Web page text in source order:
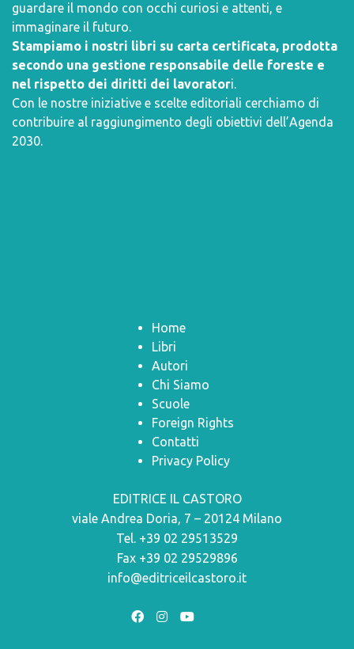
guardare il mondo con occhi curiosi e attenti, e
immaginare il futuro.
Stampiamo i nostri libri su carta certificata, prodotta
secondo una gestione responsabile delle foreste e
nel rispetto dei diritti dei lavoratori.
Con le nostre iniziative e scelte editoriali cerchiamo di
contribuire al raggiungimento degli obiettivi dell’Agenda
2030.
Home
Libri
Autori
Chi Siamo
Scuole
Foreign Rights
Contatti
Privacy Policy
EDITRICE IL CASTORO
viale Andrea Doria, 7 – 20124 Milano
Tel. +39 02 29513529
Fax +39 02 29529896
info@editriceilcastoro.it